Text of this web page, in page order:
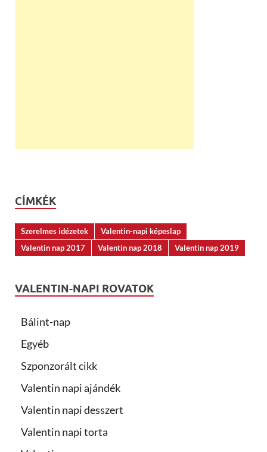
CÍMKÉK
Szerelmes idézetek
Valentin-napi képeslap
Valentin nap 2017
Valentin nap 2018 Valentin nap 2019
VALENTIN-NAPI ROVATOK
Bálint-nap
Egyéb
Szponzorált cikk
Valentin napi ajándék
Valentin napi desszert
Valentin napi torta